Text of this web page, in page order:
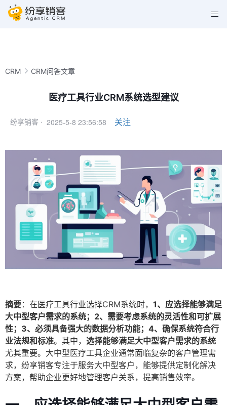
CRM CRM问答文章
医疗工具行业CRM系统选型建议
纷享销客 · 2025-5-8 23:56:58 关注
摘要：在医疗工具行业选择CRM系统时， 1、应选择能够满足
大中型客户需求的系统；2、需要考虑系统的灵活性和可扩展
性；3、必须具备强大的数据分析功能；4、确保系统符合行
业法规和标准。其中， 选择能够满足大中型客户需求的系统
尤其重要。大中型医疗工具企业通常面临复杂的客户管理需
求，纷享销客专注于服务大中型客户，能够提供定制化解决
方案，帮助企业更好地管理客户关系，提高销售效率。